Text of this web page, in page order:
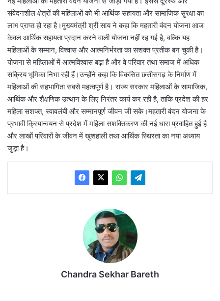
संवेदनशील क्षेत्रों की महिलाओं को भी आर्थिक सहायता और सामाजिक सुरक्षा का
लाभ प्राप्त हो रहा है।मुख्यमंत्री श्री साय ने कहा कि महतारी वंदन योजना आज
केवल आर्थिक सहायता प्रदान करने वाली योजना नहीं रह गई है, बल्कि यह
महिलाओं के सम्मान, विश्वास और आत्मनिर्भरता का सशक्त प्रतीक बन चुकी है।
योजना से महिलाओं में आत्मविश्वास बढ़ा है और वे परिवार तथा समाज में अधिक
सक्रिय भूमिका निभा रही हैं।उन्होंने कहा कि विकसित छत्तीसगढ़ के निर्माण में
महिलाओं की सहभागिता सबसे महत्वपूर्ण है। राज्य सरकार महिलाओं के सामाजिक,
आर्थिक और शैक्षणिक उत्थान के लिए निरंतर कार्य कर रही है, ताकि प्रदेश की हर
महिला सशक्त, स्वावलंबी और सम्मानपूर्ण जीवन जी सके।महतारी वंदन योजना के
प्रभावी क्रियान्वयन से प्रदेश में महिला सशक्तिकरण की नई धारा प्रवाहित हुई है
और लाखों परिवारों के जीवन में खुशहाली तथा आर्थिक स्थिरता का नया अध्याय
जुड़ा है।
Chandra Sekhar Bareth